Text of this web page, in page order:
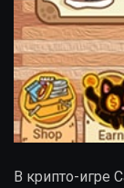
В крипто-игре